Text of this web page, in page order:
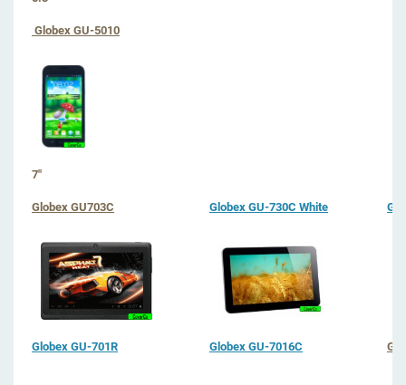
Globex GU-5010
7"
Globex GU703C Globex GU-730C White
Globex GU-701R Globex GU-7016C